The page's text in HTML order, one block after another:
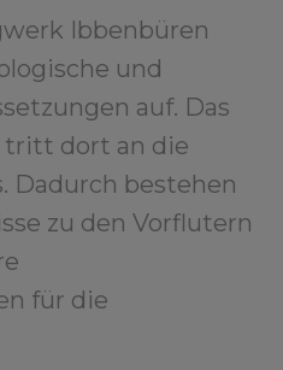
Ibbenbüren
und
auf. Das
tritt dort an die
Dadurch bestehen
zu den Vorflutern
für die